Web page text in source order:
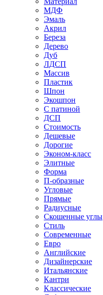
МДФ
Эмаль
Акрил
Береза
Дерево
Дуб
ЛДСП
Массив
Пластик
Шпон
Экошпон
С патиной
ДСП
Стоимость
Дешевые
Дорогие
Эконом-класс
Элитные
Форма
П-образные
Угловые
Прямые
Радиусные
Скошенные углы
Стиль
Современные
Евро
Английские
Дизайнерские
Итальянские
Кантри
Классические